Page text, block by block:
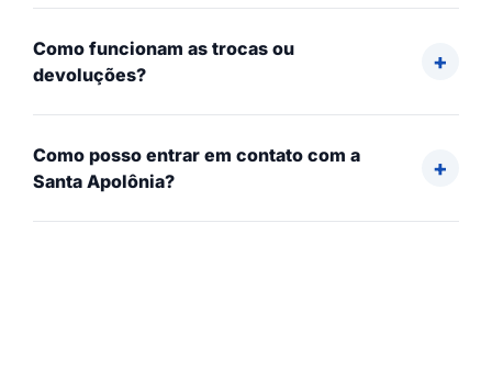
Como funcionam as trocas ou
devoluções?
Como posso entrar em contato com a
Santa Apolônia?